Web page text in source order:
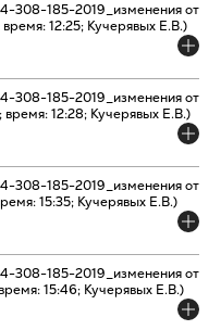
308-185-2019_изменения от
12:25; Кучерявых Е.В.)
308-185-2019_изменения от
12:28; Кучерявых Е.В.)
308-185-2019_изменения от
15:35; Кучерявых Е.В.)
308-185-2019_изменения от
15:46; Кучерявых Е.В.)